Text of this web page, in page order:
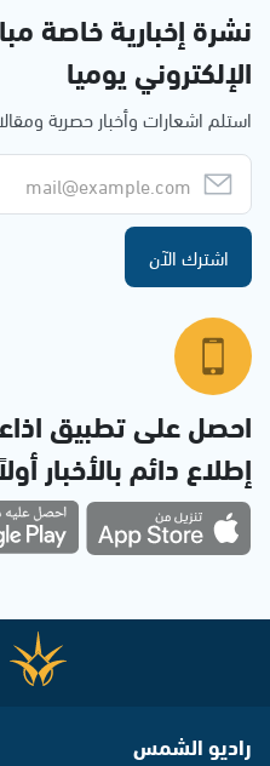
نشرة إخبارية خاصة
الإلكتروني يوميا
استلم اشعارات وأخبار حصرية
اشترك الآن
احصل على تطبيق
إطلاع دائم بالأخبار
راديو الشمس